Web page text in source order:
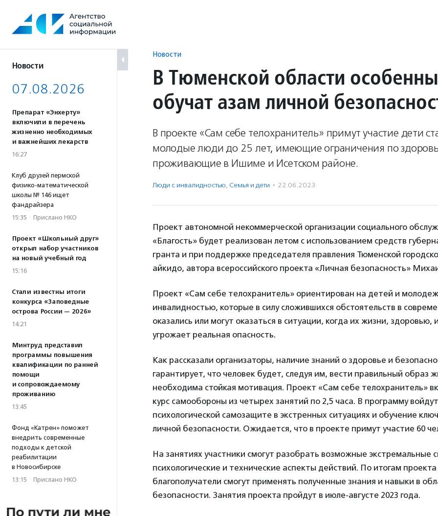
содержанию
Новости
07.08.2026
Препарат «Энхерту»
включили в перечень
жизненно необходимых
и важнейших лекарств
16:27
Клуб друзей пермской
физико-математической
школы № 146 ищет
фандрайзера
15:35 · Прислано НКО
Проект «Школьный друг»
открыл набор участников
на новый учебный год
15:16
Стали известны итоги
конкурса «Заповедные
острова России — 2026»
14:21
Минтруд представил
программы повышения
квалификации по ранней
помощи
и сопровождаемому
проживанию
13:45
Фонд «Катрен» поможет
внедрить современные
подходы к детской
реабилитации
в Новосибирске
13:15 · Прислано НКО
Новости
В Тюменской области
обучат азам личной
В проекте «Сам себе телохранитель» примут участие дети
молодые люди до 25 лет, имеющие ограничения по
проживающие в Ишиме и Исетском районе.
Люди с инвалидностью, Семья и дети · 22.06.2023
Проект автономной некоммерческой организации социального
«Благость» будет реализован летом с использованием средств
гранта и при поддержке председателя правления Тюменской
айкидо, автора всероссийского проекта «Личная безопасность»
Проект «Сам себе телохранитель» ориентирован на детей и
инвалидностью, которые в силу сложившихся обстоятельств в
оказались или могут оказаться в ситуации, когда их жизни, здоровью,
угрожает реальная опасность.
Как рассказали организаторы, наличие знаний о здоровье и
гарантирует, что человек будет, следуя им, вести правильный образ
необходима стойкая мотивация. Проект «Сам себе телохранитель»
курс самообороны из четырех занятий по 2,5 часа. В программу
психологической самозащите в экстренных ситуациях и обучение
личной безопасности. Ожидается, что в проекте примут участие 60
На занятиях участники смогут разобрать возможные экстремальные
психологические и технические аспекты действий. По итогам проекта
благополучатели смогут применять полученные знания и навыки в
безопасности. Занятия проекта пройдут в июле-августе 2023 года.